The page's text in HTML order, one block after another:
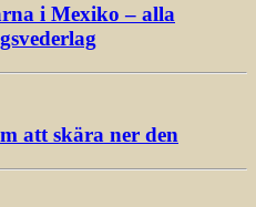
i Mexiko – alla
att skära ner den